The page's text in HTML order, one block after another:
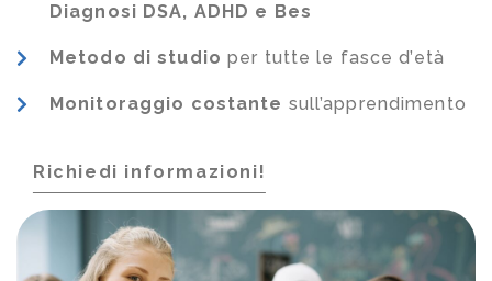
Diagnosi DSA, ADHD e Bes
Metodo di studio per tutte le fasce d’età
Monitoraggio costante sull’apprendimento
Richiedi informazioni!